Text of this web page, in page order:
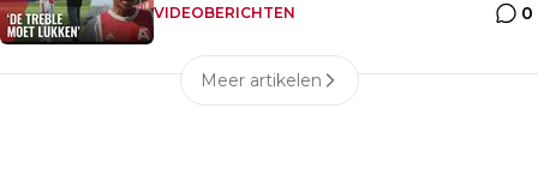
VIDEOBERICHTEN 0
Meer artikelen